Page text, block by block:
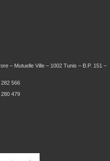
– Mutuelle Ville – 1002 Tunis – B.P. 151 –
566
479